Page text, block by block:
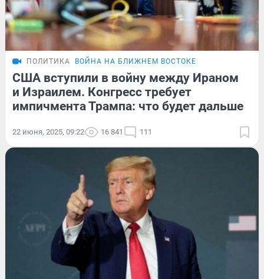
ПОЛИТИКА ВОЙНА НА БЛИЖНЕМ ВОСТОКЕ
США вступили в войну между Ираном
и Израилем. Конгресс требует
импичмента Трампа: что будет дальше
22 июня, 2025, 09:22 16 841 111